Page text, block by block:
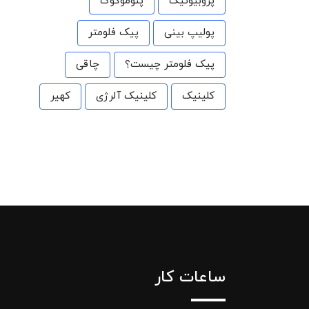
پولیپ بینی پیک فلومتر
پیک فلومتر چیست؟ چاقی
کلینیک کلینیک آلرژی کهیر
ساعات کار